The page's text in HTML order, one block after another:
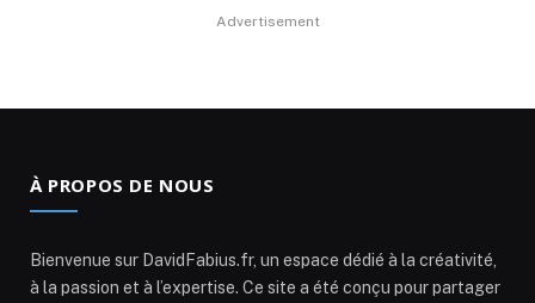
Advertisement
À PROPOS DE NOUS
Bienvenue sur DavidFabius.fr, un espace dédié à la créativité,
à la passion et à l’expertise. Ce site a été conçu pour partager